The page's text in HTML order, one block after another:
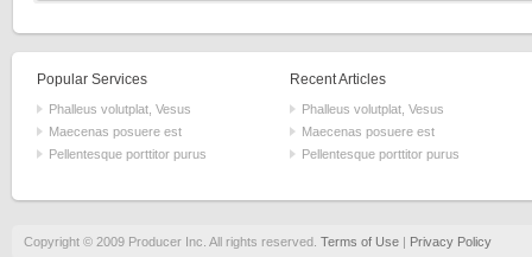
Popular Services
Phalleus volutplat, Vesus
Maecenas posuere est
Pellentesque porttitor purus
Recent Articles
Phalleus volutplat, Vesus
Maecenas posuere est
Pellentesque porttitor purus
Copyright © 2009 Producer Inc. All rights reserved. Terms of Use| Privacy Policy